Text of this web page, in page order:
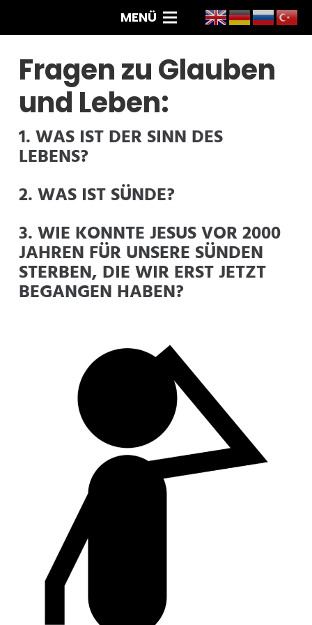
MENÜ
Fragen zu Glauben
und Leben:
1. WAS IST DER SINN DES
LEBENS?
2. WAS IST SÜNDE?
3. WIE KONNTE JESUS VOR 2000
JAHREN FÜR UNSERE SÜNDEN
STERBEN, DIE WIR ERST JETZT
BEGANGEN HABEN?